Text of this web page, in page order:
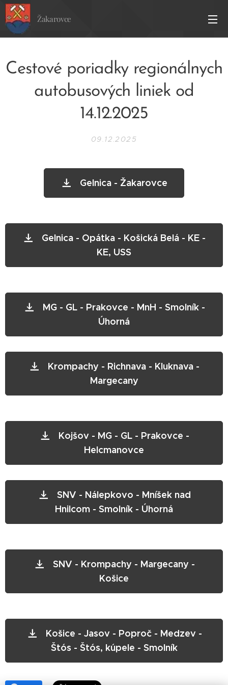
Žakarovce
Cestové poriadky regionálnych
autobusových liniek od
14.12.2025
09.12.2025
Gelnica - Žakarovce
Gelnica - Opátka - Košická Belá - KE -
KE, USS
MG - GL - Prakovce - MnH - Smolník -
Úhorná
Krompachy - Richnava - Kluknava -
Margecany
Kojšov - MG - GL - Prakovce -
Helcmanovce
SNV - Nálepkovo - Mníšek nad
Hnilcom - Smolník - Úhorná
SNV - Krompachy - Margecany -
Košice
Košice - Jasov - Poproč - Medzev -
Štós - Štós, kúpele - Smolník